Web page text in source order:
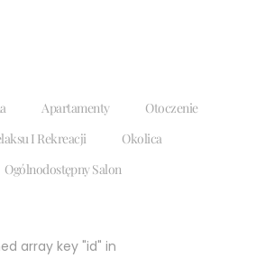
Apartamenty
Otoczenie
I Rekreacji
Okolica
Ogólnodostępny Salon
array key "id" in